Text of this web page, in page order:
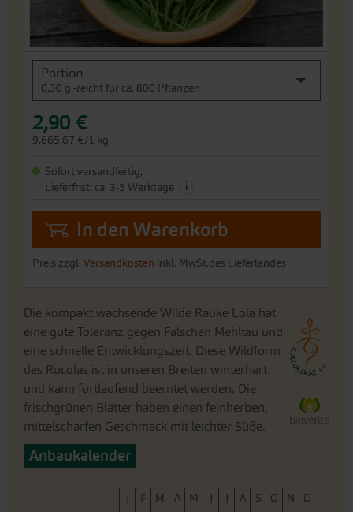
Portion
0,30 g -reicht für ca. 800 Pflanzen
2,90 €
9.665,67 €/1 kg
Sofort versandfertig,
Lieferfrist: ca. 3-5 Werktage
i
In den Warenkorb
Preis zzgl. Versandkosten inkl. MwSt.des Lieferlandes
An
Beginn
der
Bildergalerie
springen
Die kompakt wachsende Wilde Rauke Lola hat
eine gute Toleranz gegen Falschen Mehltau und
eine schnelle Entwicklungszeit. Diese Wildform
des Rucolas ist in unseren Breiten winterhart
und kann fortlaufend beerntet werden. Die
frischgrünen Blätter haben einen feinherben,
mittelscharfen Geschmack mit leichter Süße.
Anbaukalender
J F M A M J J A S O N
D